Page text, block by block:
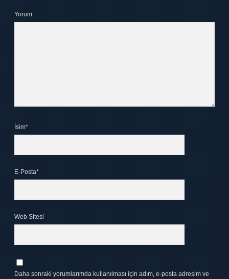
Yorum
İsim*
E-Posta*
Web Sitesi
Daha sonraki yorumlarımda kullanılması için adım, e-posta adresim ve